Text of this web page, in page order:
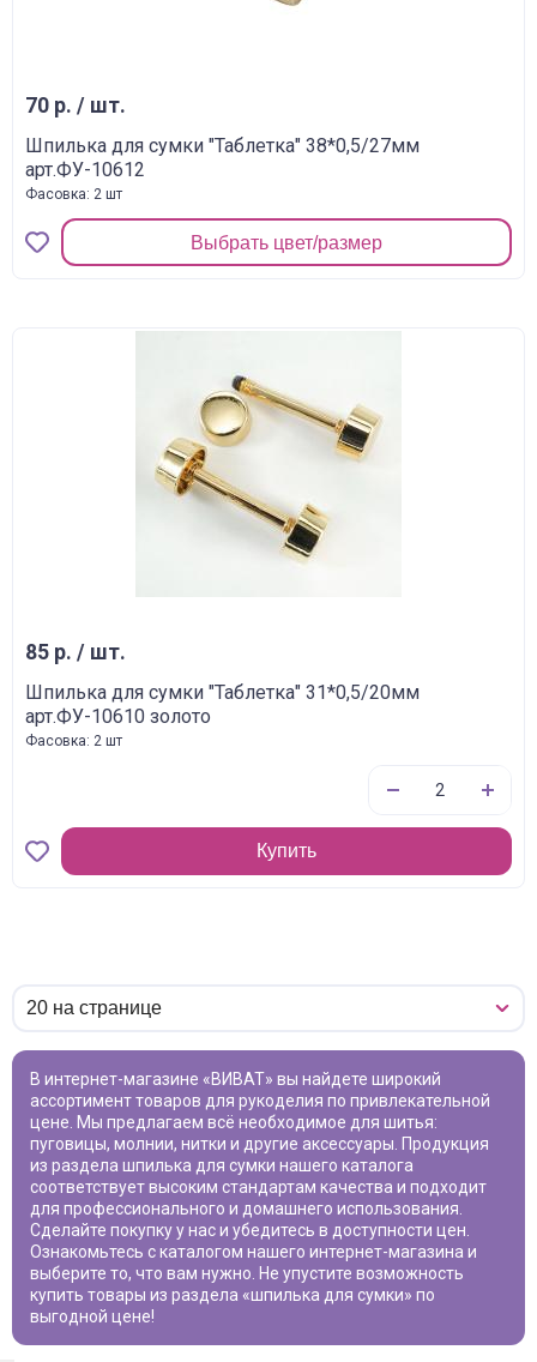
70 р. / шт.
Шпилька для сумки "Таблетка" 38*0,5/27мм
арт.ФУ-10612
Фасовка: 2 шт
Выбрать цвет/размер
85 р. / шт.
Шпилька для сумки "Таблетка" 31*0,5/20мм
арт.ФУ-10610 золото
Фасовка: 2 шт
Купить
В интернет-магазине «ВИВАТ» вы найдете широкий
ассортимент товаров для рукоделия по привлекательной
цене. Мы предлагаем всё необходимое для шитья:
пуговицы, молнии, нитки и другие аксессуары. Продукция
из раздела шпилька для сумки нашего каталога
соответствует высоким стандартам качества и подходит
для профессионального и домашнего использования.
Сделайте покупку у нас и убедитесь в доступности цен.
Ознакомьтесь с каталогом нашего интернет-магазина и
выберите то, что вам нужно. Не упустите возможность
купить товары из раздела «шпилька для сумки» по
выгодной цене!